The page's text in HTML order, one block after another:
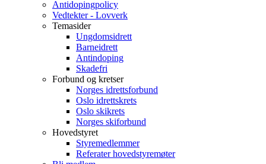
Antidopingpolicy
Vedtekter - Lovverk
Temasider
Ungdomsidrett
Barneidrett
Antindoping
Skadefri
Forbund og kretser
Norges idrettsforbund
Oslo idrettskrets
Oslo skikrets
Norges skiforbund
Hovedstyret
Styremedlemmer
Referater hovedstyremøter